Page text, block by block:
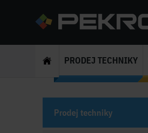
PRODEJ TECHNIKY
Prodej techniky